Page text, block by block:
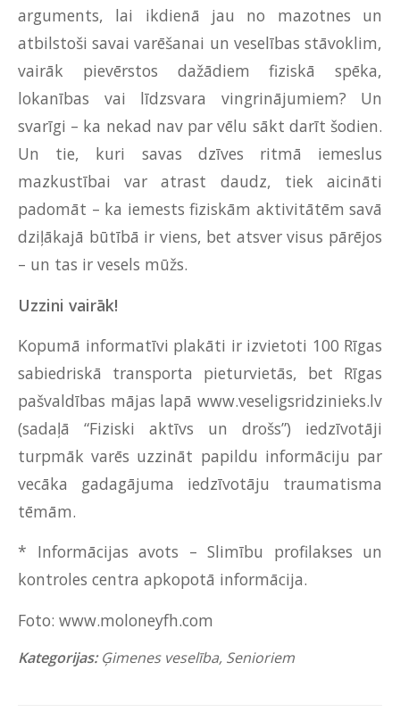
arguments, lai ikdienā jau no mazotnes un
atbilstoši savai varēšanai un veselības stāvoklim,
vairāk pievērstos dažādiem fiziskā spēka,
lokanības vai līdzsvara vingrinājumiem? Un
svarīgi – ka nekad nav par vēlu sākt darīt šodien.
Un tie, kuri savas dzīves ritmā iemeslus
mazkustībai var atrast daudz, tiek aicināti
padomāt – ka iemests fiziskām aktivitātēm savā
dziļākajā būtībā ir viens, bet atsver visus pārējos
– un tas ir vesels mūžs.
Uzzini vairāk!
Kopumā informatīvi plakāti ir izvietoti 100 Rīgas
sabiedriskā transporta pieturvietās, bet Rīgas
pašvaldības mājas lapā www.veseligsridzinieks.lv
(sadaļā “Fiziski aktīvs un drošs”) iedzīvotāji
turpmāk varēs uzzināt papildu informāciju par
vecāka gadagājuma iedzīvotāju traumatisma
tēmām.
* Informācijas avots – Slimību profilakses un
kontroles centra apkopotā informācija.
Foto: www.moloneyfh.com
Kategorijas: Ģimenes veselība, Senioriem